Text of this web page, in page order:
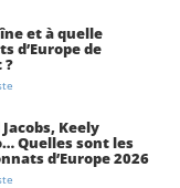
et à quelle
d’Europe de
?
Keely
Quelles sont les
d’Europe 2026